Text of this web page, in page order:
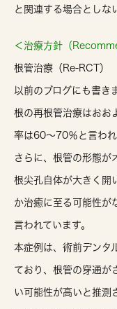
と関連する場合としな
＜治療方針（
根管治療（Re-RCT）
以前のブログにも書き
根の再根管治療はおお
率は60～70％と言われ
さらに、根管の形態が
根尖孔自体が大きく開
か治癒に至る可能性が
言われています。
本症例は、術前デンタ
ており、根管の穿通が
い可能性が高いと推測